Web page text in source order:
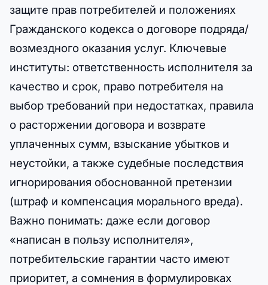
защите прав потребителей и положениях
Гражданского кодекса о договоре подряда/
возмездного оказания услуг. Ключевые
институты: ответственность исполнителя за
качество и срок, право потребителя на
выбор требований при недостатках, правила
о расторжении договора и возврате
уплаченных сумм, взыскание убытков и
неустойки, а также судебные последствия
игнорирования обоснованной претензии
(штраф и компенсация морального вреда).
Важно понимать: даже если договор
«написан в пользу исполнителя»,
потребительские гарантии часто имеют
приоритет, а сомнения в формулировках